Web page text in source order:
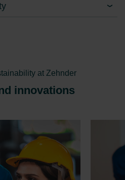
at Zehnder
innovations